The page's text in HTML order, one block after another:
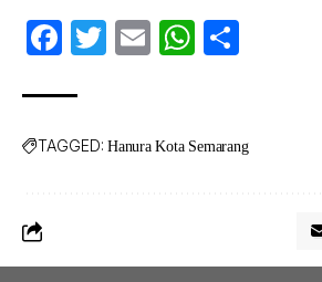
Facebook
Twitter
Email
TAGGED: Hanura Kota Semarang